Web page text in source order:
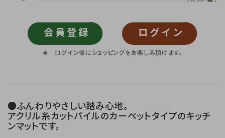
★ ログイン後にショッピングをお楽しみ頂けます。
●ふんわりやさしい踏み心地。
アクリル糸カットパイルのカーペットタイプのキッチ
ンマットです。